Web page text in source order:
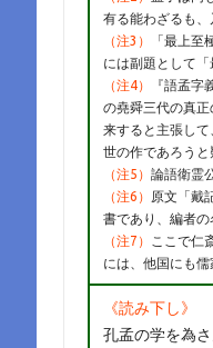
有る能わざるも、
（注3）
「最上
には副題として「
（注4）
『語孟
の堯舜三代の真
来すると主張し
世の作であろうと
（注5） 論語衛霊
（注6） 原文「戴
書であり、編者の
（注7）
ここで仁
には、他国にも
《読み下し》
孔孟の学を為